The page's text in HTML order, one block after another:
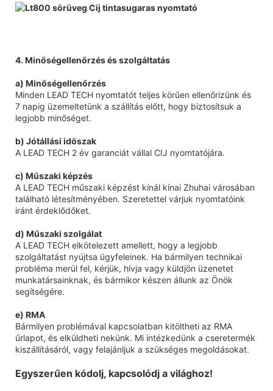
4. Minőségellenőrzés és szolgáltatás
a) Minőségellenőrzés
Minden LEAD TECH nyomtatót teljes körűen ellenőrizünk és
7 napig üzemeltetünk a szállítás előtt, hogy biztosítsuk a
legjobb minőséget.
b) Jótállási időszak
A LEAD TECH 2 év garanciát vállal CIJ nyomtatójára.
c) Műszaki képzés
A LEAD TECH műszaki képzést kínál kínai Zhuhai városában
található létesítményében. Szeretettel várjuk nyomtatóink
iránt érdeklődőket.
d) Műszaki szolgálat
A LEAD TECH elkötelezett amellett, hogy a legjobb
szolgáltatást nyújtsa ügyfeleinek. Ha bármilyen technikai
probléma merül fel, kérjük, hívja vagy küldjön üzenetet
munkatársainknak, és bármikor készen állunk az Önök
segítségére.
e) RMA
Bármilyen problémával kapcsolatban kitöltheti az RMA
űrlapot, és elküldheti nekünk. Mi intézkedünk a cseretermék
kiszállításáról, vagy felajánljuk a szükséges megoldásokat.
Egyszerűen kódolj, kapcsolódj a világhoz!